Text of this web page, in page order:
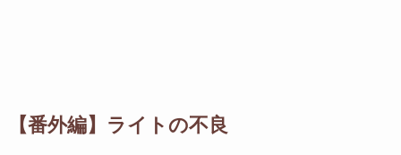
【番外編】ライトの不良